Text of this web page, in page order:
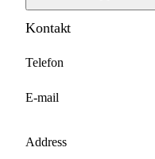
2026-04-02
2026-04-03
2026-04-04
Kontakt
Telefon
E-mail
Address